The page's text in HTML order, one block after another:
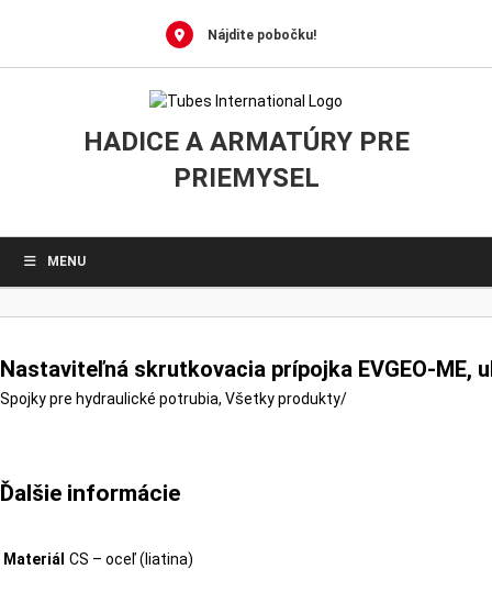
Nájdite pobočku!
HADICE A ARMATÚRY PRE
PRIEMYSEL
MENU
Nastaviteľná skrutkovacia prípojka EVGEO-ME,
Spojky pre hydraulické potrubia, Všetky produkty/
Ďalšie informácie
Materiál CS – oceľ (liatina)